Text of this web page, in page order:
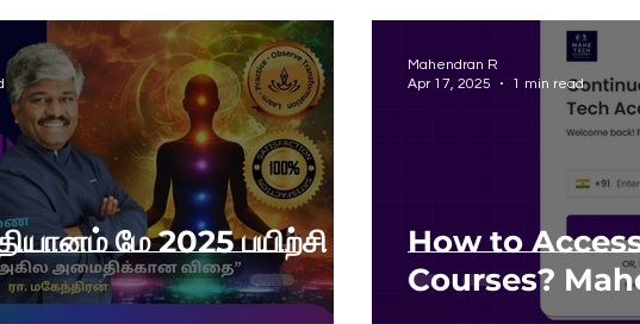
மே 2025 பயிற்சி
How to
Courses?
Mahendran R
Apr 17, 2025
1 min read